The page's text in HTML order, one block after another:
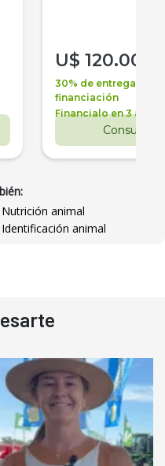
U$ 120.000
30% de entrega +
financiación
Financialo en 3 años
Consultar
Nutrición animal
Identificación animal